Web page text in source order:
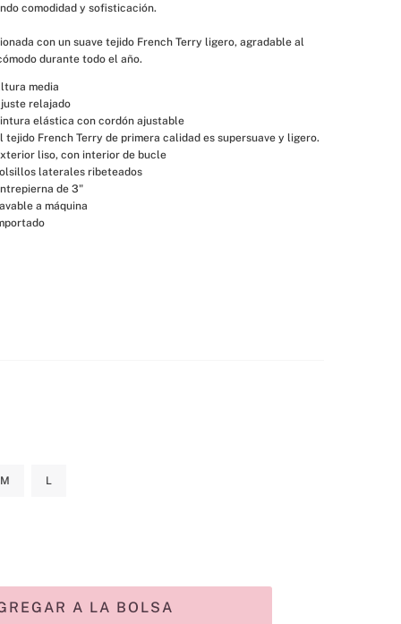
comodidad y sofisticación.
con un suave tejido French Terry ligero, agradable al
durante todo el año.
media
relajado
elástica con cordón ajustable
tejido French Terry de primera calidad es supersuave y ligero.
liso, con interior de bucle
laterales ribeteados
de 3"
a máquina
M L
A LA BOLSA